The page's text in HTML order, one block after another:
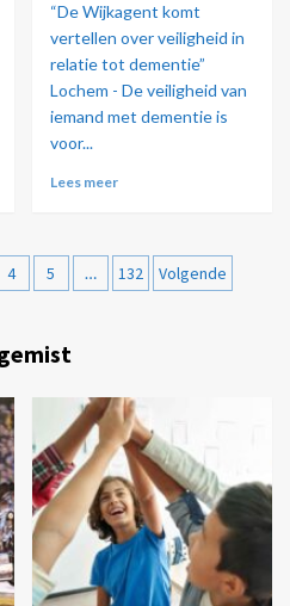
“De Wijkagent komt
vertellen over veiligheid in
relatie tot dementie”
Lochem - De veiligheid van
iemand met dementie is
voor...
Lees meer
4 5 … 132 Volgende